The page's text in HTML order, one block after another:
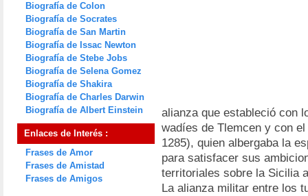
Biografía de Colon
Biografía de Socrates
Biografía de San Martin
Biografía de Issac Newton
Biografía de Stebe Jobs
Biografía de Selena Gomez
Biografía de Shakira
Biografía de Charles Darwin
Biografía de Albert Einstein
Enlaces de Interés :
Frases de Amor
Frases de Amistad
Frases de Amigos
alianza que estableció con
wadíes de Tlemcen y con
1285), quien albergaba la
para satisfacer sus
territoriales sobre la Sicilia
La alianza militar entre los